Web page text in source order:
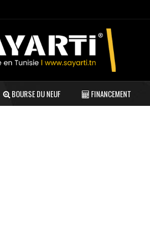
BOURSE DU NEUF FINANCEMENT